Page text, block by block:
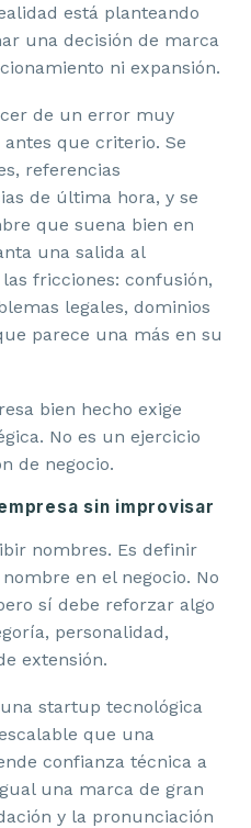
está planteando
una decisión de marca
ni expansión.
de un error muy
que criterio. Se
referencias
de última hora, y se
que suena bien en
una salida al
fricciones: confusión,
legales, dominios
parece una más en su
bien hecho exige
No es un ejercicio
de negocio.
sin improvisar
nombres. Es definir
en el negocio. No
sí debe reforzar algo
personalidad,
extensión.
startup tecnológica
que una
confianza técnica a
una marca de gran
y la pronunciación